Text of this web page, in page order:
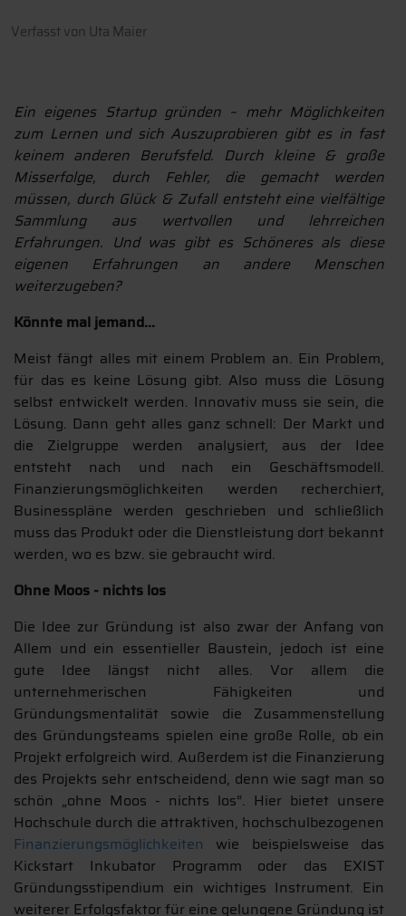
Verfasst von Uta Maier
Ein eigenes Startup gründen – mehr Möglichkeiten
zum Lernen und sich Auszuprobieren gibt es in fast
keinem anderen Berufsfeld. Durch kleine & große
Misserfolge, durch Fehler, die gemacht werden
müssen, durch Glück & Zufall entsteht eine vielfältige
Sammlung aus wertvollen und lehrreichen
Erfahrungen. Und was gibt es Schöneres als diese
eigenen Erfahrungen an andere Menschen
weiterzugeben?
Könnte mal jemand…
Meist fängt alles mit einem Problem an. Ein Problem,
für das es keine Lösung gibt. Also muss die Lösung
selbst entwickelt werden. Innovativ muss sie sein, die
Lösung. Dann geht alles ganz schnell: Der Markt und
die Zielgruppe werden analysiert, aus der Idee
entsteht nach und nach ein Geschäftsmodell.
Finanzierungsmöglichkeiten werden recherchiert,
Businesspläne werden geschrieben und schließlich
muss das Produkt oder die Dienstleistung dort bekannt
werden, wo es bzw. sie gebraucht wird.
Ohne Moos - nichts los
Die Idee zur Gründung ist also zwar der Anfang von
Allem und ein essentieller Baustein, jedoch ist eine
gute Idee längst nicht alles. Vor allem die
unternehmerischen Fähigkeiten und
Gründungsmentalität sowie die Zusammenstellung
des Gründungsteams spielen eine große Rolle, ob ein
Projekt erfolgreich wird. Außerdem ist die Finanzierung
des Projekts sehr entscheidend, denn wie sagt man so
schön „ohne Moos - nichts los“. Hier bietet unsere
Hochschule durch die attraktiven, hochschulbezogenen
Finanzierungsmöglichkeiten wie beispielsweise das
Kickstart Inkubator Programm oder das EXIST
Gründungsstipendium ein wichtiges Instrument. Ein
weiterer Erfolgsfaktor für eine gelungene Gründung ist